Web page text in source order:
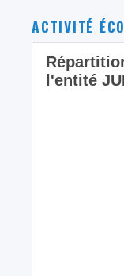
ACTIVITÉ
l'entité